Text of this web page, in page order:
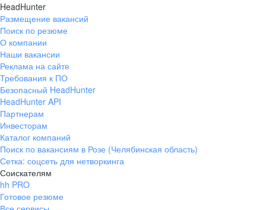
HeadHunter
Размещение вакансий
Поиск по резюме
О компании
Наши вакансии
Реклама на сайте
Требования к ПО
Безопасный HeadHunter
HeadHunter API
Партнерам
Инвесторам
Каталог компаний
Поиск по вакансиям в Розе (Челябинская область)
Сетка: соцсеть для нетворкинга
Соискателям
hh PRO
Готовое резюме